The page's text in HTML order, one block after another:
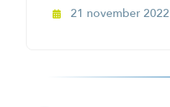
21 november 2022